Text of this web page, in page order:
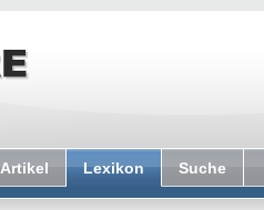
Artikel Lexikon Suche